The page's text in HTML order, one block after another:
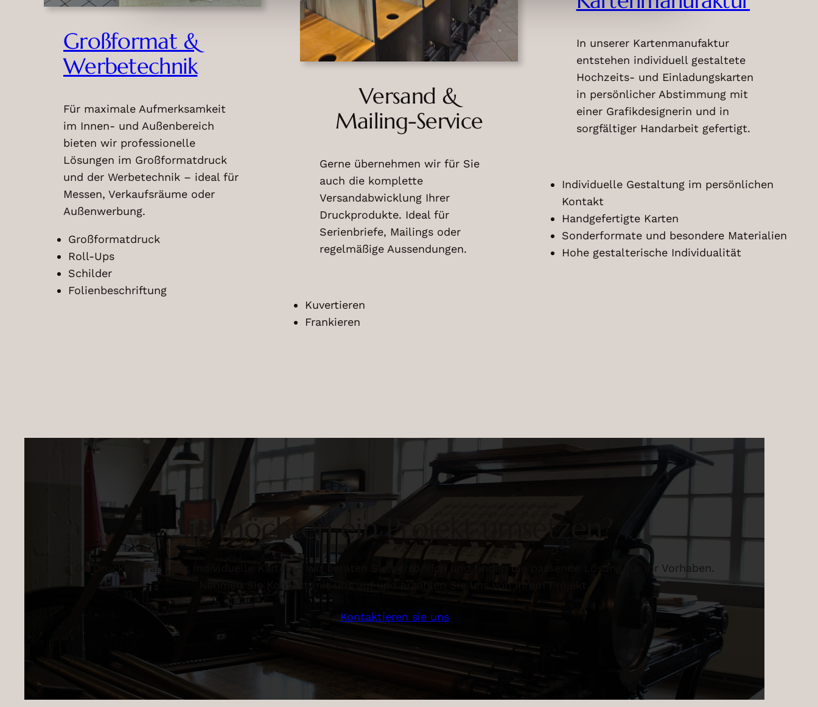
Großformat &
Werbetechnik
Für maximale Aufmerksamkeit
im Innen- und Außenbereich
bieten wir professionelle
Lösungen im Großformatdruck
und der Werbetechnik – ideal für
Messen, Verkaufsräume oder
Außenwerbung.
Großformatdruck
Roll-Ups
Schilder
Folienbeschriftung
Versand &
Mailing-Service
Gerne übernehmen wir für Sie
auch die komplette
Versandabwicklung Ihrer
Druckprodukte. Ideal für
Serienbriefe, Mailings oder
regelmäßige Aussendungen.
Kuvertieren
Frankieren
In unserer Kartenmanufaktur
entstehen individuell gestaltete
Hochzeits- und Einladungskarten
in persönlicher Abstimmung mit
einer Grafikdesignerin und in
sorgfältiger Handarbeit gefertigt.
Individuelle Gestaltung im persönlichen
Kontakt
Handgefertigte Karten
Sonderformate und besondere Materialien
Hohe gestalterische Individualität
Sie möchten ein Projekt umsetzen?
Ob Druckauftrag oder individuelle Karten – wir beraten Sie persönlich und finden die passende Lösung für Ihr Vorhaben.
Nehmen Sie Kontakt mit uns auf und erzählen Sie uns von Ihrem Projekt.
Kontaktieren sie uns